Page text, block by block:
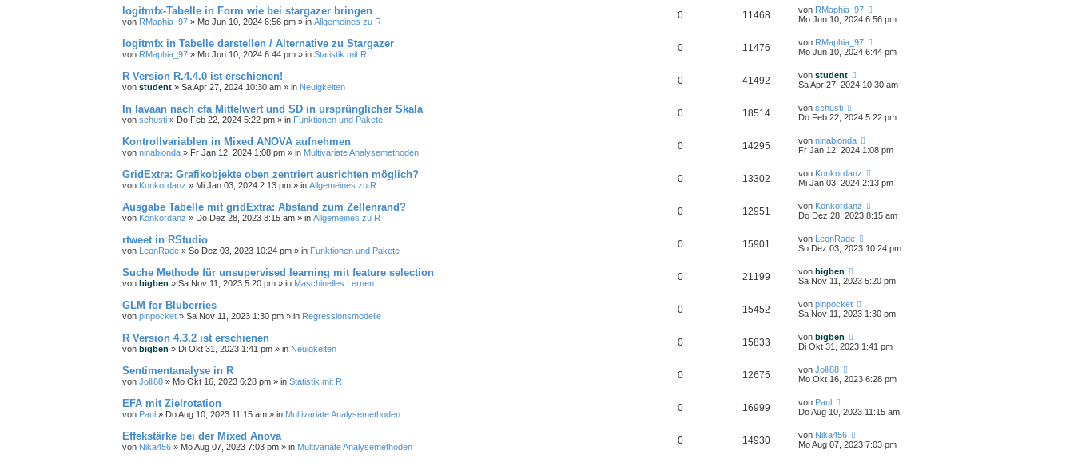
logitmfx-Tabelle in Form wie bei stargazer bringen
von RMaphia_97 » Mo Jun 10, 2024 6:56 pm » in Allgemeines zu R
0 11468 von RMaphia_97
Mo Jun 10, 2024 6:56 pm
logitmfx in Tabelle darstellen / Alternative zu Stargazer
von RMaphia_97 » Mo Jun 10, 2024 6:44 pm » in Statistik mit R
0 11476 von RMaphia_97
Mo Jun 10, 2024 6:44 pm
R Version R.4.4.0 ist erschienen!
von student » Sa Apr 27, 2024 10:30 am » in Neuigkeiten
0 41492 von student
Sa Apr 27, 2024 10:30 am
In lavaan nach cfa Mittelwert und SD in ursprünglicher Skala
von schusti » Do Feb 22, 2024 5:22 pm » in Funktionen und Pakete
0 18514 von schusti
Do Feb 22, 2024 5:22 pm
Kontrollvariablen in Mixed ANOVA aufnehmen
von ninabionda » Fr Jan 12, 2024 1:08 pm » in Multivariate Analysemethoden
0 14295 von ninabionda
Fr Jan 12, 2024 1:08 pm
GridExtra: Grafikobjekte oben zentriert ausrichten möglich?
von Konkordanz » Mi Jan 03, 2024 2:13 pm » in Allgemeines zu R
0 13302 von Konkordanz
Mi Jan 03, 2024 2:13 pm
Ausgabe Tabelle mit gridExtra: Abstand zum Zellenrand?
von Konkordanz » Do Dez 28, 2023 8:15 am » in Allgemeines zu R
0 12951 von Konkordanz
Do Dez 28, 2023 8:15 am
rtweet in RStudio
von LeonRade » So Dez 03, 2023 10:24 pm » in Funktionen und Pakete
0 15901 von LeonRade
So Dez 03, 2023 10:24 pm
Suche Methode für unsupervised learning mit feature selection
von bigben » Sa Nov 11, 2023 5:20 pm » in Maschinelles Lernen
0 21199 von bigben
Sa Nov 11, 2023 5:20 pm
GLM for Bluberries
von pinpocket » Sa Nov 11, 2023 1:30 pm » in Regressionsmodelle
0 15452 von pinpocket
Sa Nov 11, 2023 1:30 pm
R Version 4.3.2 ist erschienen
von bigben » Di Okt 31, 2023 1:41 pm » in Neuigkeiten
0 15833 von bigben
Di Okt 31, 2023 1:41 pm
Sentimentanalyse in R
von Jolli88 » Mo Okt 16, 2023 6:28 pm » in Statistik mit R
0 12675 von Jolli88
Mo Okt 16, 2023 6:28 pm
EFA mit Zielrotation
von Paul » Do Aug 10, 2023 11:15 am » in Multivariate Analysemethoden
0 16999 von Paul
Do Aug 10, 2023 11:15 am
Effekstärke bei der Mixed Anova
von Nika456 » Mo Aug 07, 2023 7:03 pm » in Multivariate Analysemethoden
0 14930 von Nika456
Mo Aug 07, 2023 7:03 pm